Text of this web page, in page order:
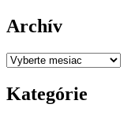
Archív
Archív
Kategórie